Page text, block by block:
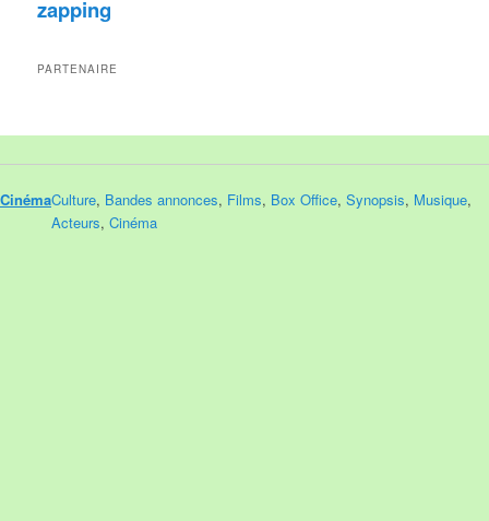
zapping
PARTENAIRE
CinémaCulture, Bandes annonces, Films, Box Office, Synopsis, Musique,
Acteurs, Cinéma